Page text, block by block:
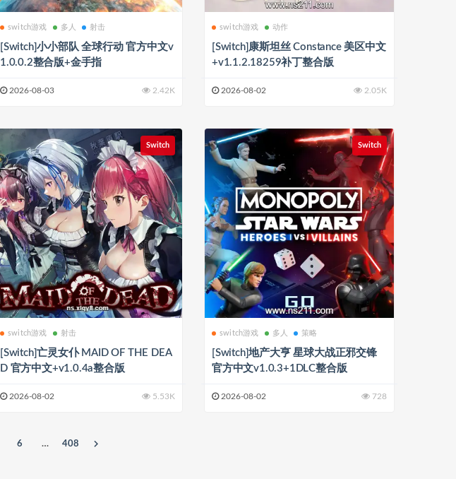
switch游戏 多人 射击
[Switch]小小部队 全球行动 官方中文v
1.0.0.2整合版+金手指
2026-08-03 2.42K
switch游戏 动作
[Switch]康斯坦丝 Constance 美区中文
+v1.1.2.18259补丁整合版
2026-08-02 2.05K
Switch
switch游戏 射击
[Switch]亡灵女仆 MAID OF THE DEA
D 官方中文+v1.0.4a整合版
2026-08-02 5.53K
Switch
switch游戏 多人 策略
[Switch]地产大亨 星球大战正邪交锋
官方中文v1.0.3+1DLC整合版
2026-08-02 728
6 … 408